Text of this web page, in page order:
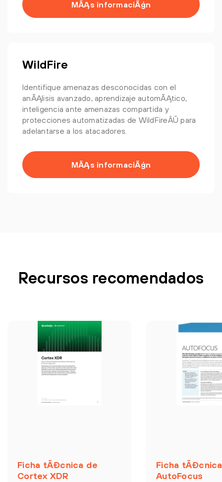
MÃĄs informaciÃģn
WildFire
Identifique amenazas desconocidas con el
anÃĄlisis avanzado, aprendizaje automÃĄtico,
inteligencia ante amenazas compartida y
protecciones automatizadas de WildFireÂŪ para
adelantarse a los atacadores.
MÃĄs informaciÃģn
Recursos recomendados
Ficha tÃĐcnica de
Cortex XDR
Ficha
AutoFocus